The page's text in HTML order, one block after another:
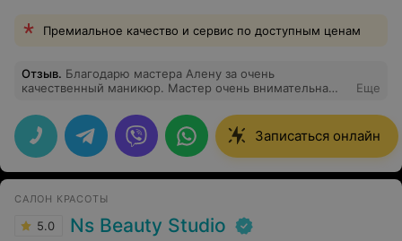
Премиальное качество и сервис по доступным ценам
Отзыв. Благодарю мастера Алену за очень
качественный маникюр. Мастер очень внимательна
10 из 10. Рекомендую.
Еще
Записаться онлайн
САЛОН КРАСОТЫ
5.0 Ns Beauty Studio